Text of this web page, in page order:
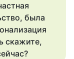
была
скажите,